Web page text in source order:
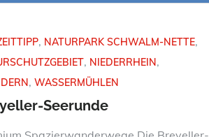
NATURPARK SCHWALM-NETTE
NIEDERRHEIN
WASSERMÜHLEN
Seerunde